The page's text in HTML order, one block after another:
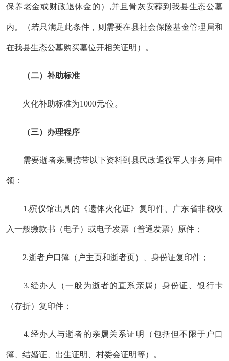
保养老金或财政退休金的） ,并且骨灰安葬到我县生态公墓
内。（若只满足此条件，则需要在县社会保险基金管理局和
在我县生态公墓购买墓位开相关证明）。
（二）补助标准
火化补助标准为1000元/位。
（三）办理程序
需要逝者亲属携带以下资料到县民政退役军人事务局申
领：
1.殡仪馆出具的《遗体火化证》复印件 广东省非税收
入一般缴款书（电子） 或电子发票（普通发票）原件；
2.逝者户口簿（户主页和逝者页）、 身份证复印件；
3.经办人（一般为逝者的直系亲属）身份证、银行卡
（存折）复印件；
4.经办人与逝者的亲属关系证明（包括但不限于户口
簿、结婚证、出生证明、村委会证明等）。